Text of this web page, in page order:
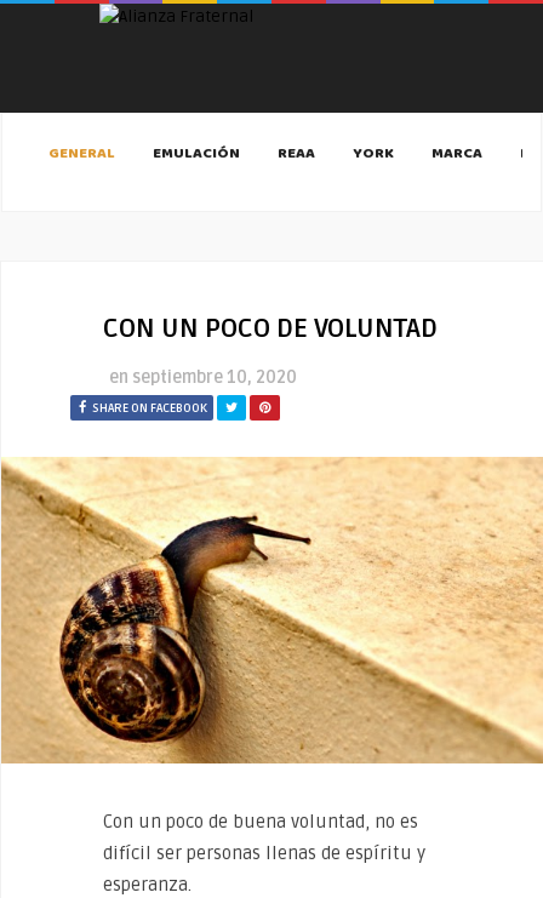
GENERAL EMULACIÓN REAA YORK MARCA
CON UN POCO DE VOLUNTAD
en septiembre 10, 2020
SHARE ON FACEBOOK
Con un poco de buena voluntad, no es
difícil ser personas llenas de espíritu y
esperanza.